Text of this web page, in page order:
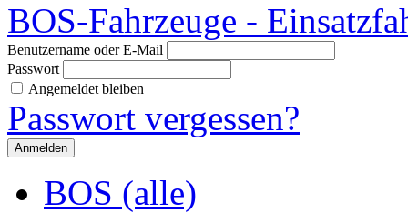
BOS-Fahrzeuge -
Benutzername oder E-Mail
Passwort
Angemeldet bleiben
Passwort vergessen?
BOS (alle)